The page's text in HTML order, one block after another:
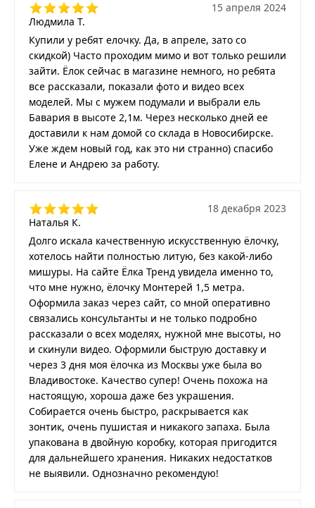
Людмила Т.
15 апреля 2024
Купили у ребят елочку. Да, в апреле, зато со
скидкой) Часто проходим мимо и вот только решили
зайти. Ёлок сейчас в магазине немного, но ребята
все рассказали, показали фото и видео всех
моделей. Мы с мужем подумали и выбрали ель
Бавария в высоте 2,1м. Через несколько дней ее
доставили к нам домой со склада в Новосибирске.
Уже ждем новый год, как это ни странно) спасибо
Елене и Андрею за работу.
Наталья К.
18 декабря 2023
Долго искала качественную искусственную ёлочку,
хотелось найти полностью литую, без какой-либо
мишуры. На сайте Ёлка Тренд увидела именно то,
что мне нужно, ёлочку Монтерей 1,5 метра.
Оформила заказ через сайт, со мной оперативно
связались консультанты и не только подробно
рассказали о всех моделях, нужной мне высоты, но
и скинули видео. Оформили быструю доставку и
через 3 дня моя ёлочка из Москвы уже была во
Владивостоке. Качество супер! Очень похожа на
настоящую, хороша даже без украшения.
Собирается очень быстро, раскрывается как
зонтик, очень пушистая и никакого запаха. Была
упакована в двойную коробку, которая пригодится
для дальнейшего хранения. Никаких недостатков
не выявили. Однозначно рекомендую!